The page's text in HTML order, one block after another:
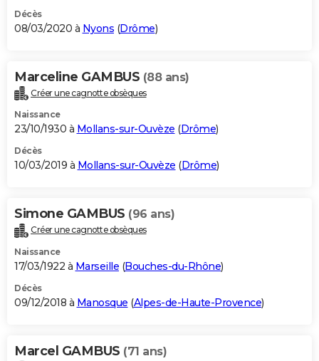
Décès
08/03/2020 à Nyons (Drôme)
Marceline GAMBUS (88 ans)
Créer une cagnotte obsèques
Naissance
23/10/1930 à Mollans-sur-Ouvèze (Drôme)
Décès
10/03/2019 à Mollans-sur-Ouvèze (Drôme)
Simone GAMBUS (96 ans)
Créer une cagnotte obsèques
Naissance
17/03/1922 à Marseille (Bouches-du-Rhône)
Décès
09/12/2018 à Manosque (Alpes-de-Haute-Provence)
Marcel GAMBUS (71 ans)